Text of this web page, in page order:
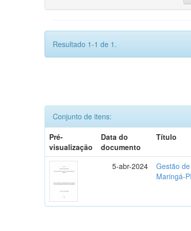
Resultado 1-1 de 1.
Conjunto de itens:
Pré-
visualização
Data do
documento
Título
5-abr-2024
Gestão
Maringá-